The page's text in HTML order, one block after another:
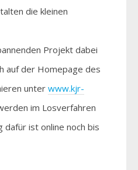
die kleinen
Projekt dabei
auf der Homepage des
unterwww.kjr-
im Losverfahren
dafür ist online noch bis